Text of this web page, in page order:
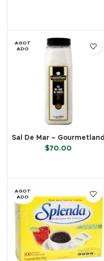
AGOT
ADO
Sal De Mar – Gourmetland
(1.2 Kg)
$70.00
AGOT
ADO